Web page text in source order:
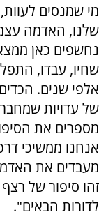
מי שמנסים
שלנו, האדמה
נחשפים כאן
שחיו, עבדו,
אלפי שנים.
של עדויות
מספרים את
אנחנו ממשיכי
מעבדים את
זהו סיפור של
לדורות הבאים".